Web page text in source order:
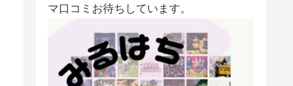
マ口コミお待ちしています。